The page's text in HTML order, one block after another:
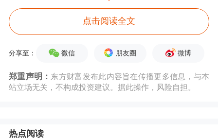
华瑞股份5月14日公告称，5月14日接待
线上参与公司2025年度网上业绩说明会
的投资者调研。接待人员包括董事、总
经理、财务总监 谢劲跃,董事、副总经
珍,财务经理 郭刚。
点击阅读全文
分享至： 微信 朋友圈 微博
郑重声明： 东方财富发布此内容旨在传播更多信息，与本
站立场无关，不构成投资建议。据此操作，风险自担。
热点阅读